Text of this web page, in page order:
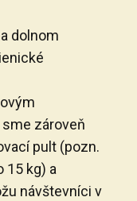
dolnom
zároveň
pult (pozn.
15 kg) a
návštevníci v